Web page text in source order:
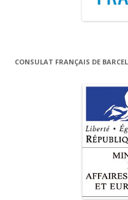
CONSULAT FRANÇAIS DE